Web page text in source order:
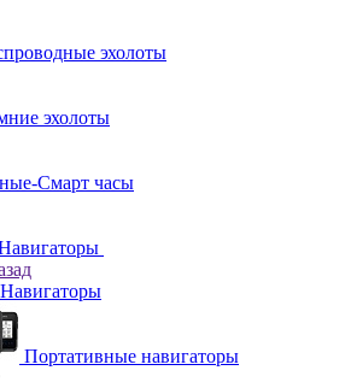
эхолоты
эхолоты
Смарт часы
Портативные навигаторы